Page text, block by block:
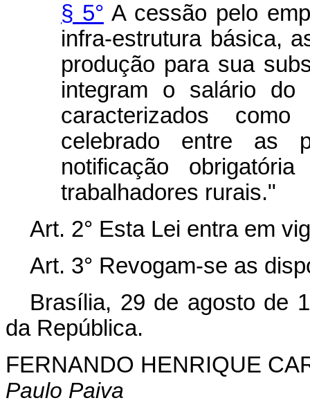
§ 5° A cessão pelo
infra-estrutura básica,
produção para sua
integram o salário do
caracterizados
celebrado entre as
notificação
trabalhadores rurais."
Art. 2° Esta Lei entra em
Art. 3° Revogam-se as
Brasília, 29 de agosto de
da República.
FERNANDO HENRIQUE
Paulo Paiva